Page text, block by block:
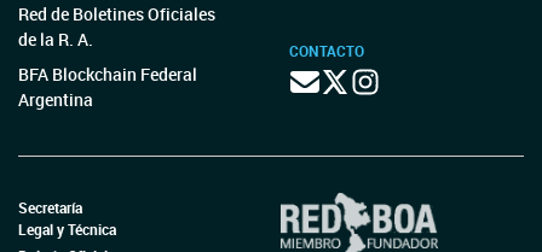
Red de Boletines Oficiales
de la R. A.
BFA Blockchain Federal
Argentina
CONTACTO
Secretaría
Legal y Técnica